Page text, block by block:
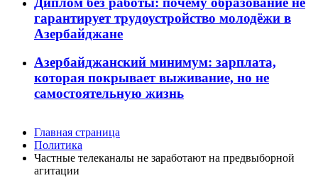
гарантирует трудоустройство молодёжи в
Азербайджане
Азербайджанский минимум: зарплата,
которая покрывает выживание, но не
самостоятельную жизнь
Главная страница
Политика
Частные телеканалы не заработают на предвыборной
агитации